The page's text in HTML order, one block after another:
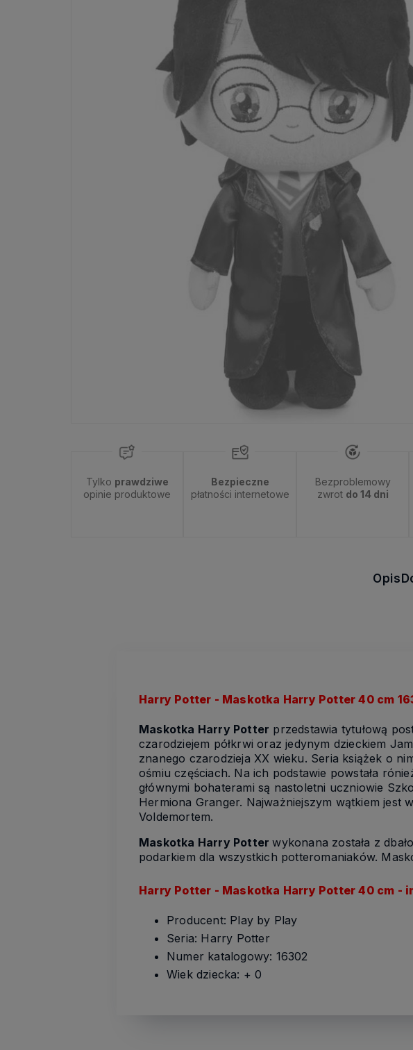
Tylko prawdziwe
opinie produktowe
Bezpieczne
płatności internetowe
Bezproblemowy
zwrot do 14 dni
tymczasowo niedostępny Dostępność:
Opis
Harry Potter - Maskotka Harry Potter 40 cm
Maskotka Harry Potter przedstawia tytułową
czarodziejem półkrwi oraz jedynym dzieckiem
znanego czarodzieja XX wieku. Seria książek o
ośmiu częściach. Na ich podstawie powstała
głównymi bohaterami są nastoletni uczniowie
Hermiona Granger. Najważniejszym wątkiem jest
Voldemortem.
Maskotka Harry Potterwykonana została z
podarkiem dla wszystkich potteromaniaków.
Harry Potter - Maskotka Harry Potter 40 cm -
Producent: Play by Play
Seria: Harry Potter
Numer katalogowy: 16302
Wiek dziecka: + 0